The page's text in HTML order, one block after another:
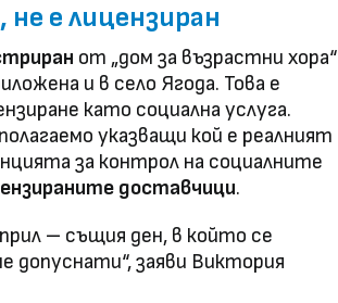
е лицензиран
от „дом за възрастни хора“
и в село Ягода. Това е
като социална услуга.
указващи кой е реалният
за контрол на социалните
доставчици.
– същия ден, в който се
допуснати“, заяви Виктория